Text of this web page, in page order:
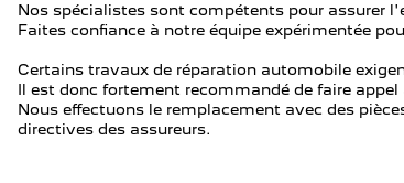
Nos spécialistes sont compétents pour assurer
Faites confiance à notre équipe expérimentée
Certains travaux de réparation automobile
Il est donc fortement recommandé de faire
Nous effectuons le remplacement avec des
directives des assureurs.